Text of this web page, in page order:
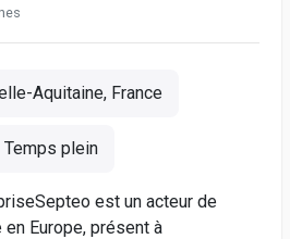
Aquitaine, France
Temps plein
est un acteur de
Europe, présent à